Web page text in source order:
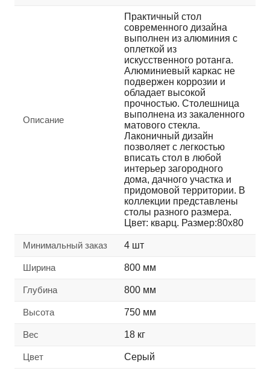
Описание
Практичный стол
современного дизайна
выполнен из алюминия с
оплеткой из
искусственного ротанга.
Алюминиевый каркас не
подвержен коррозии и
обладает высокой
прочностью. Столешница
выполнена из закаленного
матового стекла.
Лаконичный дизайн
позволяет с легкостью
вписать стол в любой
интерьер загородного
дома, дачного участка и
придомовой территории. В
коллекции представлены
столы разного размера.
Цвет: кварц. Размер:80x80
Минимальный заказ 4 шт
Ширина 800 мм
Глубина 800 мм
Высота 750 мм
Вес 18 кг
Цвет Серый